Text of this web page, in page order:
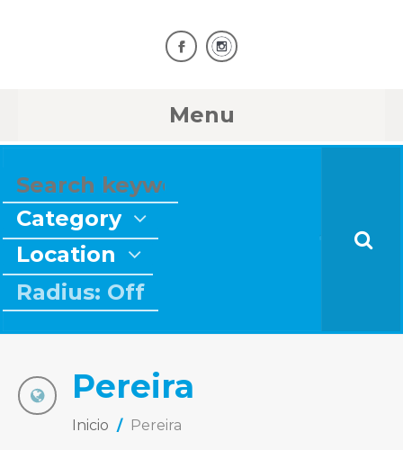
Menu
Category
Location
Radius: Off
Pereira
Inicio / Pereira